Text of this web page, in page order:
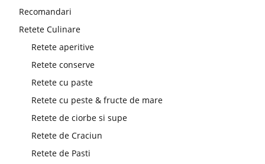
Recomandari
Retete Culinare
Retete aperitive
Retete conserve
Retete cu paste
Retete cu peste & fructe de mare
Retete de ciorbe si supe
Retete de Craciun
Retete de Pasti